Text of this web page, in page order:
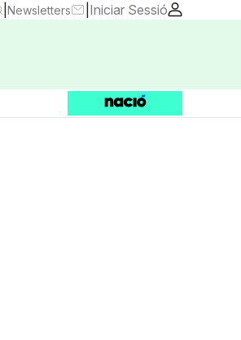
Newsletters Iniciar Sessió